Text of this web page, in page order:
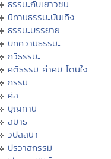
ธรรมะกับเยาวชน
นิทานธรรมะบันเทิง
ธรรมะบรรยาย
บทความธรรมะ
กวีธรรมะ
คติธรรม คำคม โดนใจ
กรรม
ศีล
บุญทาน
สมาธิ
วิปัสสนา
ปริวาสกรรม